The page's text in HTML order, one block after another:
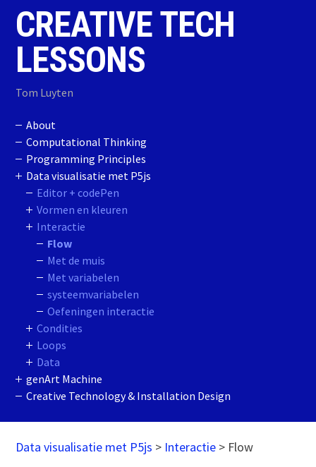
Skip to content
CREATIVE TECH
LESSONS
Tom Luyten
About
Computational Thinking
Programming Principles
Data visualisatie met P5js
Editor + codePen
Vormen en kleuren
Interactie
Flow
Met de muis
Met variabelen
systeemvariabelen
Oefeningen interactie
Condities
Loops
Data
genArt Machine
Creative Technology & Installation Design
Data visualisatie met P5js > Interactie > Flow